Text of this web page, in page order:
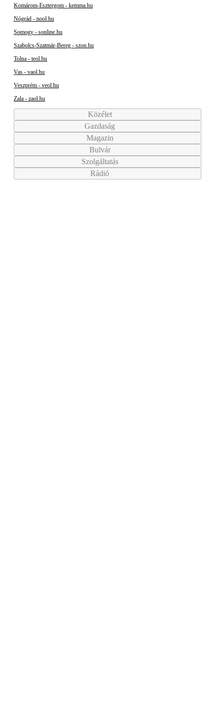
Komárom-Esztergom - kemma.hu
Nógrád - nool.hu
Somogy - sonline.hu
Szabolcs-Szatmár-Bereg - szon.hu
Tolna - teol.hu
Vas - vaol.hu
Veszprém - veol.hu
Zala - zaol.hu
Közélet
Gazdaság
Magazin
Bulvár
Szolgáltatás
Rádió